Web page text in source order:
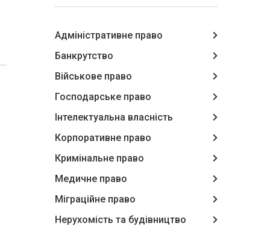
Адміністративне право
Банкрутство
Військове право
Господарське право
Інтелектуальна власність
Корпоративне право
Кримінальне право
Медичне право
Міграційне право
Нерухомість та будівництво